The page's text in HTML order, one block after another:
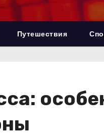
Путешествия